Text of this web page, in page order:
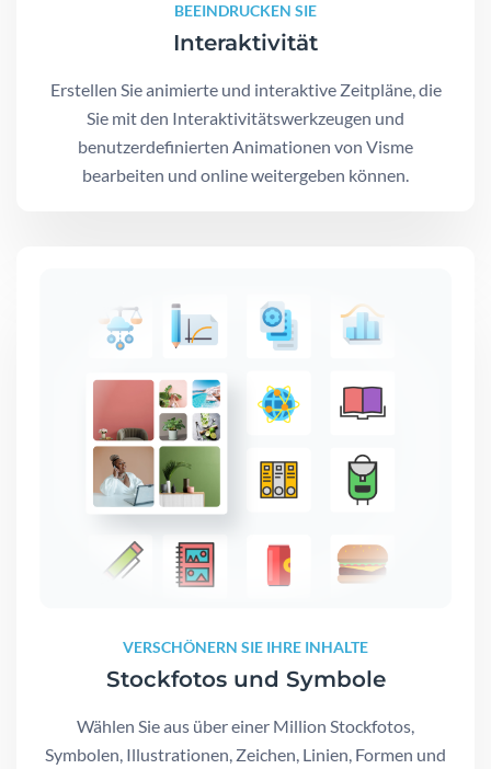
BEEINDRUCKEN SIE
Interaktivität
Erstellen Sie animierte und interaktive Zeitpläne, die
Sie mit den Interaktivitätswerkzeugen und
benutzerdefinierten Animationen von Visme
bearbeiten und online weitergeben können.
VERSCHÖNERN SIE IHRE INHALTE
Stockfotos und Symbole
Wählen Sie aus über einer Million Stockfotos,
Symbolen, Illustrationen, Zeichen, Linien, Formen und